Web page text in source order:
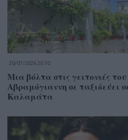
20/07/2026 20:10
Μια βόλτα στις γειτονιές
Αβραμόγιαννη σε ταξιδεύει
Καλαμάτα